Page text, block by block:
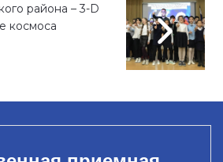
района – 3-D
космоса